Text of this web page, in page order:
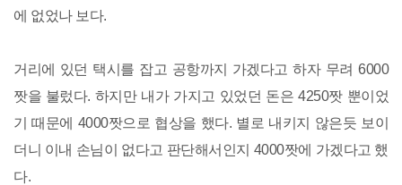
에 없었나 보다.
거리에 있던 택시를 잡고 공항까지 가겠다고 하자 무려 6000
짯을 불렀다. 하지만 내가 가지고 있었던 돈은 4250짯 뿐이었
기 때문에 4000짯으로 협상을 했다. 별로 내키지 않은듯 보이
더니 이내 손님이 없다고 판단해서인지 4000짯에 가겠다고 했
다.